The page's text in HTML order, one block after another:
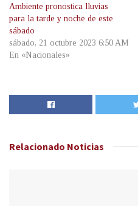
Ambiente pronostica lluvias
para la tarde y noche de este
sábado
sábado, 21 octubre 2023 6:50 AM
En «Nacionales»
Relacionado Noticias